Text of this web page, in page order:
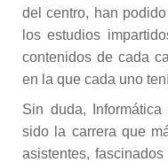
del centro, han
los estudios
contenidos de cada
en la que cada uno
Sin duda,
sido la carrera que
asistentes,